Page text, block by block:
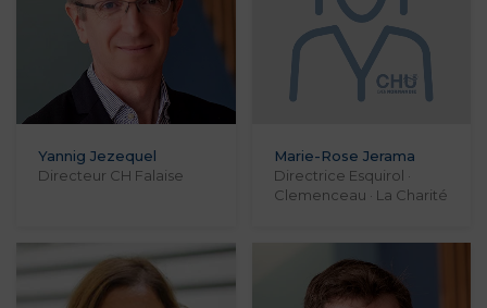
Yannig Jezequel
Directeur CH Falaise
Marie-Rose Jerama
Directrice Esquirol ·
Clemenceau · La Charité